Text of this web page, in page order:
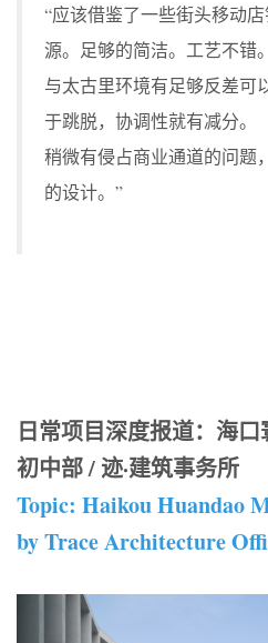
“应该借鉴了一些街头移动
源。足够的简洁。工艺不错。
与太古里环境有足够反差可
于跳脱，协调性就有减分。
稍微有侵占商业通道的问题
的设计。”
日常项目深度报道：海
初中部 / 迹·建筑事务所
Topic: Haikou Huandao
by Trace Architecture